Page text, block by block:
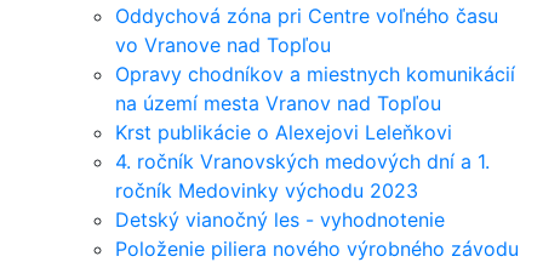
Oddychová zóna pri Centre voľného času
vo Vranove nad Topľou
Opravy chodníkov a miestnych komunikácií
na území mesta Vranov nad Topľou
Krst publikácie o Alexejovi Leleňkovi
4. ročník Vranovských medových dní a 1.
ročník Medovinky východu 2023
Detský vianočný les - vyhodnotenie
Položenie piliera nového výrobného závodu